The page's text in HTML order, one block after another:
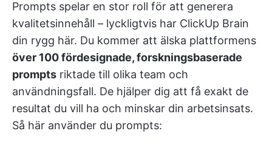
Prompts spelar en stor roll för att generera
kvalitetsinnehåll – lyckligtvis har ClickUp Brain
din rygg här. Du kommer att älska plattformens
över 100 fördesignade, forskningsbaserade
prompts riktade till olika team och
användningsfall. De hjälper dig att få exakt de
resultat du vill ha och minskar din arbetsinsats.
Så här använder du prompts: